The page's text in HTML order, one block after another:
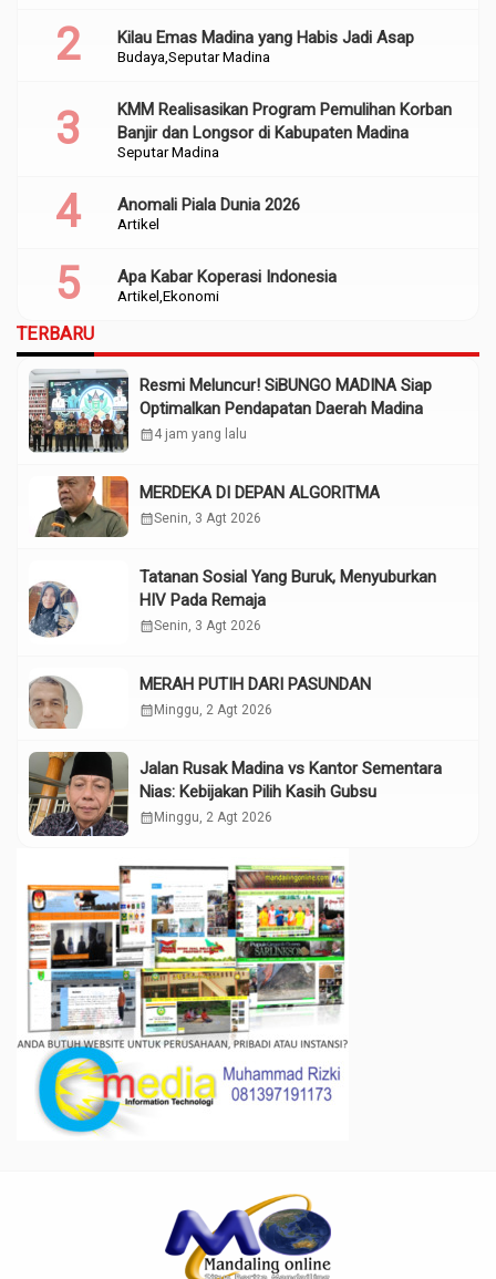
Budaya Seputar Madina
Kilau Emas Madina yang Habis Jadi Asap
Seputar Madina
KMM Realisasikan Program Pemulihan Korban
Banjir dan Longsor di Kabupaten Madina
Artikel
Anomali Piala Dunia 2026
Artikel Ekonomi
Apa Kabar Koperasi Indonesia
TERBARU
Resmi Meluncur! SiBUNGO MADINA Siap
Optimalkan Pendapatan Daerah Madina
calendar_month4 jam yang lalu
MERDEKA DI DEPAN ALGORITMA
calendar_monthSenin, 3 Agt 2026
Tatanan Sosial Yang Buruk, Menyuburkan
HIV Pada Remaja
calendar_monthSenin, 3 Agt 2026
MERAH PUTIH DARI PASUNDAN
calendar_month Minggu, 2 Agt 2026
Jalan Rusak Madina vs Kantor Sementara
Nias: Kebijakan Pilih Kasih Gubsu
calendar_month Minggu, 2 Agt 2026